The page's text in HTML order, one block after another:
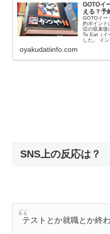
GOTOイ
える？予
GOTOイー
約ポイント
症の収束後
To Eat（イ
した。 イ
oyakudatiinfo.com
SNS上の反応は？
テストとか就職とか終